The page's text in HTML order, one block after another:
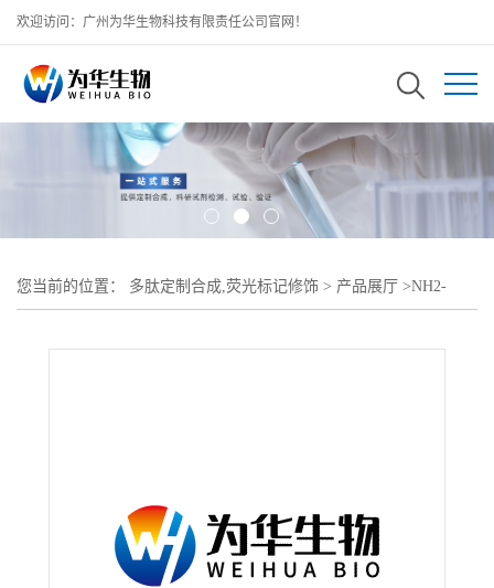
欢迎访问：广州为华生物科技有限责任公司官网！
您当前的位置： 多肽定制合成,荧光标记修饰 > 产品展厅 >NH2-